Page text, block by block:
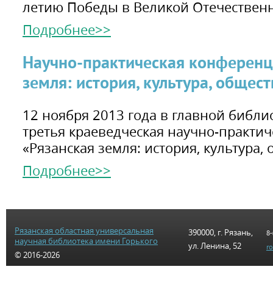
летию Победы в Великой
Подробнее>>
Научно-практическая
земля: история, культура,
12 ноября 2013 года в главной
третья краеведческая научно-
«Рязанская земля: история, культура,
Подробнее>>
Рязанская областная универсальная
научная библиотека имени Горького
© 2016-2026
390000, г. Рязань,
ул. Ленина, 52